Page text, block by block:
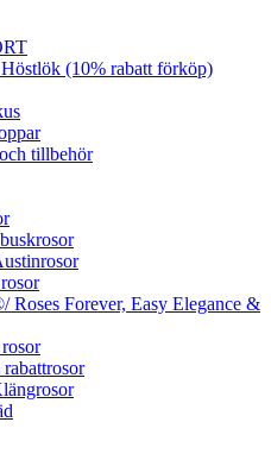
(10% rabatt förköp)
tillbehör
Roses Forever, Easy Elegance &